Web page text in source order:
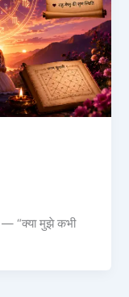
— “क्या मुझे कभी